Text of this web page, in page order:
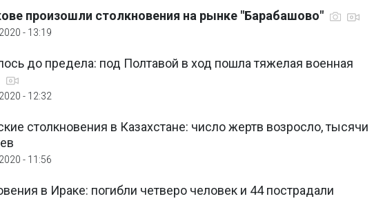
произошли столкновения на рынке "Барабашово"
- 13:19
до предела: под Полтавой в ход пошла тяжелая военная
- 12:32
столкновения в Казахстане: число жертв возросло, тысячи
- 11:56
в Ираке: погибли четверо человек и 44 пострадали